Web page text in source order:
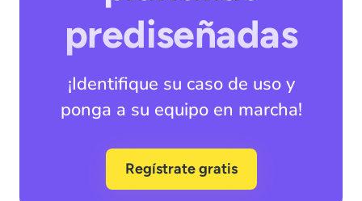
prediseñadas
¡Identifique su caso de uso y
ponga a su equipo en marcha!
Regístrate gratis